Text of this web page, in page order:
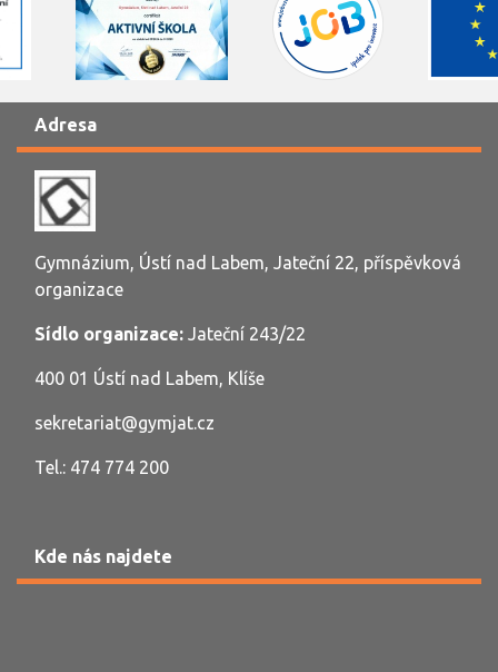
Adresa
Gymnázium, Ústí nad Labem, Jateční 22, příspěvková
organizace
Sídlo organizace: Jateční 243/22
400 01 Ústí nad Labem, Klíše
sekretariat@gymjat.cz
Tel.: 474 774 200
Kde nás najdete